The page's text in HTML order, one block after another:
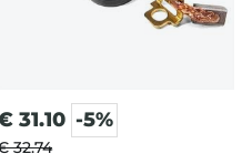
31.10 -5%
32.74